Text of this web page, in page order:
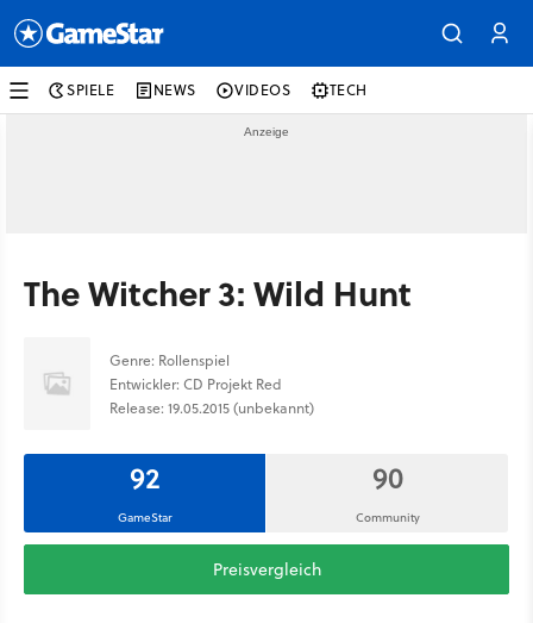
SPIELE NEWS VIDEOS TECH
The Witcher 3: Wild Hunt
Genre: Rollenspiel
Entwickler: CD Projekt Red
Release: 19.05.2015 (unbekannt)
92
GameStar
90
Community
Preisvergleich